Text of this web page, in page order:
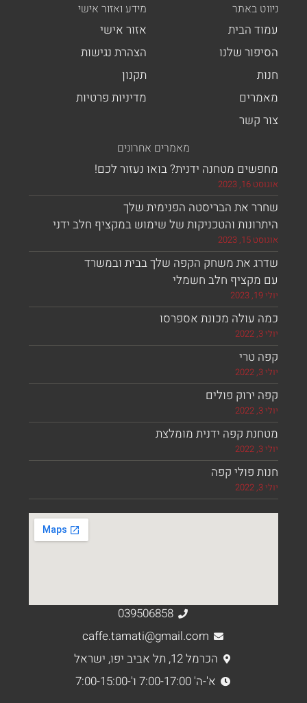
באתר
הבית
שלנו
מידע ואזור אישי
אזור אישי
הצהרת נגישות
מדיניות פרטיות
מאמרים אחרונים
מטחנה ידנית? בואו נעזור לכם!
את הבריסטה הפנימית שלך
והטכניקות של שימוש במקציף חלב ידני
את משחק הקפה שלך בבית ובמשרד
חלב חשמלי
עולה מכונת אספרסו
ירוק פולים
קפה ידנית מומלצת
פולי קפה
039506858
caffe.tamati@gmail.com
הכרמל 12, תל אביב יפו, ישראל